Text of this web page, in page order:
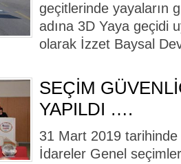
geçitlerinde yayaların
adına 3D Yaya geçidi
olarak İzzet Baysal
SEÇİM
YAPILDI ….
31 Mart 2019
İdareler Genel